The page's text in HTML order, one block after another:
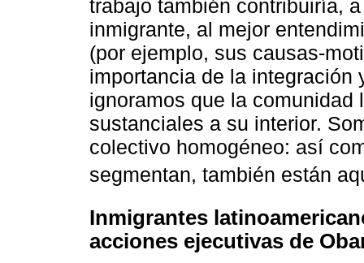
trabajo también contribuiría,
inmigrante, al mejor
(por ejemplo, sus causas-
importancia de la integración
ignoramos que la
sustanciales a su interior.
colectivo homogéneo: así
segmentan, también están
Inmigrantes
acciones ejecutivas de